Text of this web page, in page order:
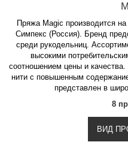
Пряжа Magic производится
Симпекс (Россия). Бренд
среди рукодельниц.
высокими
соотношением цены и
нити с повышенным
представлен в
8
ВИД